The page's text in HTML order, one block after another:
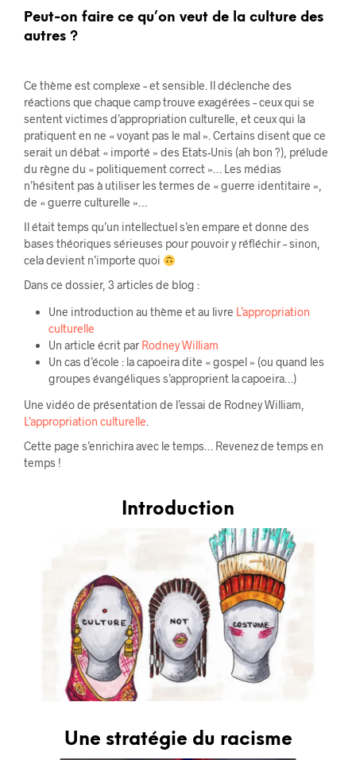
Peut-on faire ce qu’on veut de la culture des
autres ?
Ce thème est complexe – et sensible. Il déclenche des
réactions que chaque camp trouve exagérées – ceux qui se
sentent victimes d’appropriation culturelle, et ceux qui la
pratiquent en ne « voyant pas le mal ». Certains disent que ce
serait un débat « importé » des Etats-Unis (ah bon ?), prélude
du règne du « politiquement correct »… Les médias
n’hésitent pas à utiliser les termes de « guerre identitaire »,
de « guerre culturelle »…
Il était temps qu’un intellectuel s’en empare et donne des
bases théoriques sérieuses pour pouvoir y réfléchir – sinon,
cela devient n’importe quoi
Dans ce dossier, 3 articles de blog :
Une introduction au thème et au livre L’appropriation
culturelle
Un article écrit par Rodney William
Un cas d’école : la capoeira dite « gospel » (ou quand les
groupes évangéliques s’approprient la capoeira…)
Une vidéo de présentation de l’essai de Rodney William,
L’appropriation culturelle
Cette page s’enrichira avec le temps… Revenez de temps en
temps !
Introduction
Une stratégie du racisme